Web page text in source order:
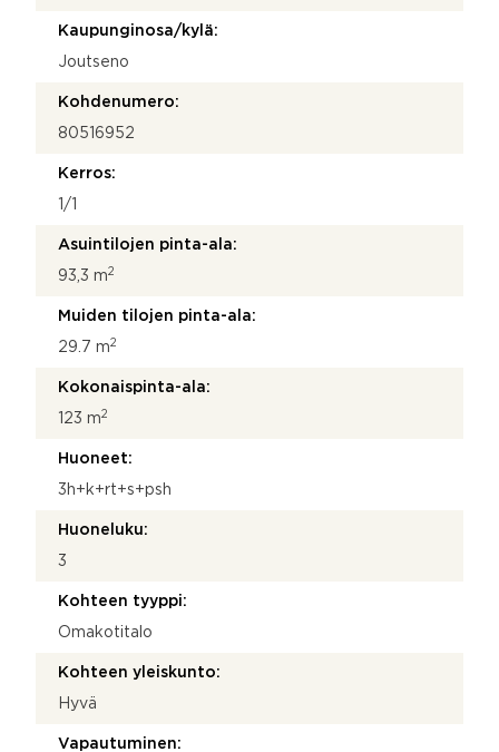
Kaupunginosa/kylä:
Joutseno
Kohdenumero:
80516952
Kerros:
1/1
Asuintilojen pinta-ala:
93,3 m2
Muiden tilojen pinta-ala:
29.7 m2
Kokonaispinta-ala:
123 m2
Huoneet:
3h+k+rt+s+psh
Huoneluku:
3
Kohteen tyyppi:
Omakotitalo
Kohteen yleiskunto:
Hyvä
Vapautuminen: